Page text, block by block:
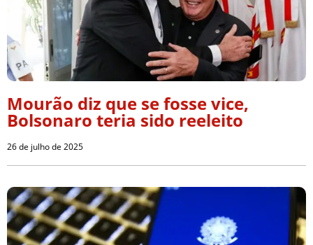
Mourão diz que se fosse vice,
Bolsonaro teria sido reeleito
26 de julho de 2025